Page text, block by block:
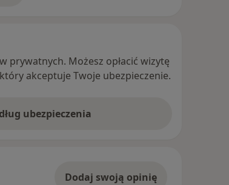
prywatnych. Możesz opłacić wizytę
akceptuje Twoje ubezpieczenie.
ubezpieczenia
Dodaj swoją opinię